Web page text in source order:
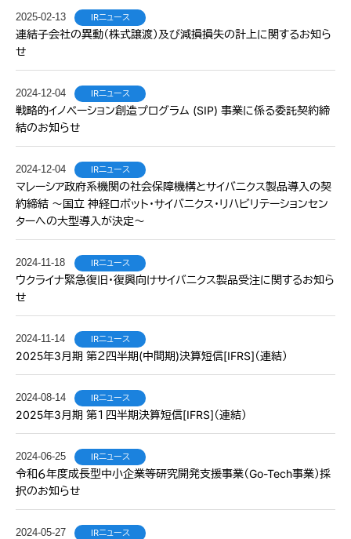
2025-02-13 IRニュース
連結子会社の異動（株式譲渡）及び減損損失の計上に関するお知ら
せ
2024-12-04 IRニュース
戦略的イノベーション創造プログラム (SIP) 事業に係る委託契約締
結のお知らせ
2024-12-04 IRニュース
マレーシア政府系機関の社会保障機構とサイバニクス製品導入の契
約締結 〜国立 神経ロボット・サイバニクス・リハビリテーションセン
ターへの大型導入が決定〜
2024-11-18 IRニュース
ウクライナ緊急復旧・復興向けサイバニクス製品受注に関するお知ら
せ
2024-11-14 IRニュース
2025年3月期 第２四半期(中間期)決算短信[IFRS]（連結）
2024-08-14 IRニュース
2025年3月期 第１四半期決算短信[IFRS]（連結）
2024-06-25 IRニュース
令和６年度成長型中小企業等研究開発支援事業（Go-Tech事業）採
択のお知らせ
2024-05-27 IRニュース